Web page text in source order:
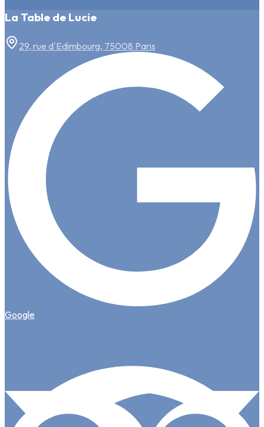
La Table de Lucie
29, rue d'Edimbourg, 75008 Paris
Google